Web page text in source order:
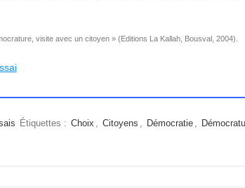
visite avec un citoyen » (Editions La Kallah, Bousval, 2004).
Étiquettes : Choix , Citoyens , Démocratie ,